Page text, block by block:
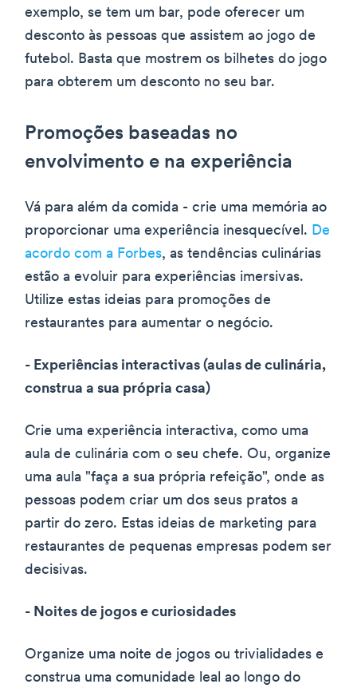
exemplo, se tem um bar, pode oferecer um
desconto às pessoas que assistem ao jogo de
futebol. Basta que mostrem os bilhetes do jogo
para obterem um desconto no seu bar.
Promoções baseadas no
envolvimento e na experiência
Vá para além da comida - crie uma memória ao
proporcionar uma experiência inesquecível. De
acordo com a Forbes, as tendências culinárias
estão a evoluir para experiências imersivas.
Utilize estas ideias para promoções de
restaurantes para aumentar o negócio.
- Experiências interactivas (aulas de culinária,
construa a sua própria casa)
Crie uma experiência interactiva, como uma
aula de culinária com o seu chefe. Ou, organize
uma aula "faça a sua própria refeição", onde as
pessoas podem criar um dos seus pratos a
partir do zero. Estas ideias de marketing para
restaurantes de pequenas empresas podem ser
decisivas.
- Noites de jogos e curiosidades
Organize uma noite de jogos ou trivialidades e
construa uma comunidade leal ao longo do